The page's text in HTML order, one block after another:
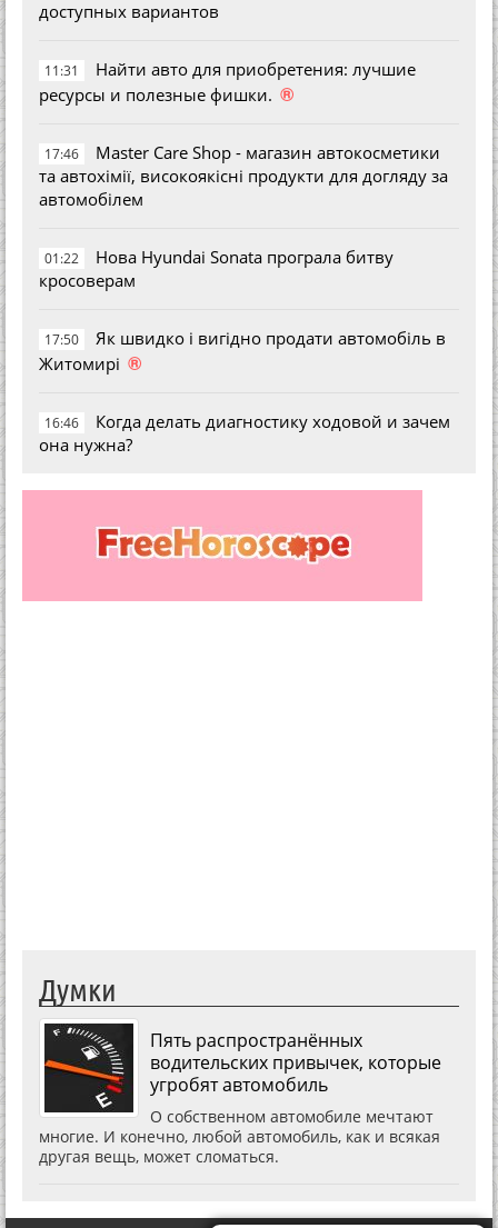
доступных вариантов
11:31
Найти авто для приобретения: лучшие
ресурсы и полезные фишки. ®
17:46
Master Care Shop - магазин автокосметики
та автохімії, високоякісні продукти для догляду за
автомобілем
01:22
Нова Hyundai Sonata програла битву
кросоверам
17:50
Як швидко і вигідно продати автомобіль в
Житомирі ®
16:46
Когда делать диагностику ходовой и зачем
она нужна?
Думки
Пять распространённых
водительских привычек, которые
угробят автомобиль
О собственном автомобиле мечтают
многие. И конечно, любой автомобиль, как и всякая
другая вещь, может сломаться.